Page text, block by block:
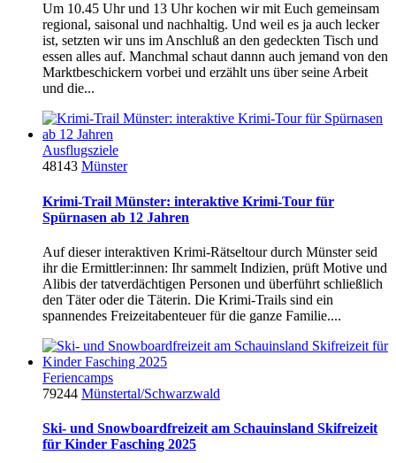
Um 10.45 Uhr und 13 Uhr kochen wir mit Euch gemeinsam
regional, saisonal und nachhaltig. Und weil es ja auch lecker
ist, setzten wir uns im Anschluß an den gedeckten Tisch und
essen alles auf. Manchmal schaut dannn auch jemand von den
Marktbeschickern vorbei und erzählt uns über seine Arbeit
und die...
Ausflugsziele
48143 Münster
Krimi-Trail Münster: interaktive Krimi-Tour für
Spürnasen ab 12 Jahren
Auf dieser interaktiven Krimi-Rätseltour durch Münster seid
ihr die Ermittler:innen: Ihr sammelt Indizien, prüft Motive und
Alibis der tatverdächtigen Personen und überführt schließlich
den Täter oder die Täterin. Die Krimi-Trails sind ein
spannendes Freizeitabenteuer für die ganze Familie....
Feriencamps
79244 Münstertal/Schwarzwald
Ski- und Snowboardfreizeit am Schauinsland Skifreizeit
für Kinder Fasching 2025